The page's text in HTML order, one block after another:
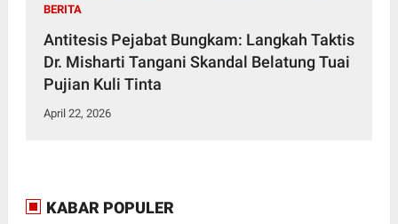
BERITA
Antitesis Pejabat Bungkam: Langkah Taktis
Dr. Misharti Tangani Skandal Belatung Tuai
Pujian Kuli Tinta
April 22, 2026
KABAR POPULER